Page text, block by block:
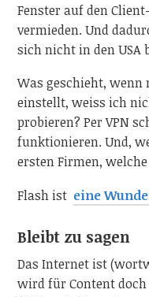
Fenster auf den
vermieden. Und
sich nicht in den USA
Was geschieht, wenn
einstellt, weiss ich
probieren? Per VPN
funktionieren. Und,
ersten Firmen,
Flash ist eine
Bleibt zu sagen
Das Internet ist
wird für Content doch